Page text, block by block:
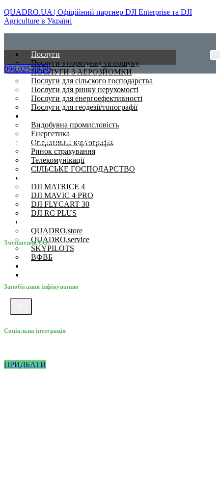
QUADRO.UA | Офіційний партнер DJI Enterprise та DJI
Agriculture в Україні
Послуги
Послуги з порятунку та пошуку
ПОСЛУГИ З АЕРОЗЙОМКИ
Послуги для сільского господарства
Послуги для ринку нерухомості
Послуги для енергоефективності
Послуги для геодезії/топографії
Видобувна промисловість
Енергетика
Оперативна картографія
Ринок страхування
Телекомунікації
СІЛЬСЬКЕ ГОСПОДАРСТВО
DJI MATRICE 4
DJI MAVIC 4 PRO
DJI FLYCART 30
DJI RC PLUS
QUADRO.store
QUADRO.service
SKYPILOTS
ВФВБ
096 025-88-88
Присутність. Де завгодно. У будь-який
час.
Роботи GoBe.
Навіщо використовувати роботів GoBe?
Зменшення CO₂
Запобігання інфікуванню
Cоціальна інтеграція
ПРИДБАТИ